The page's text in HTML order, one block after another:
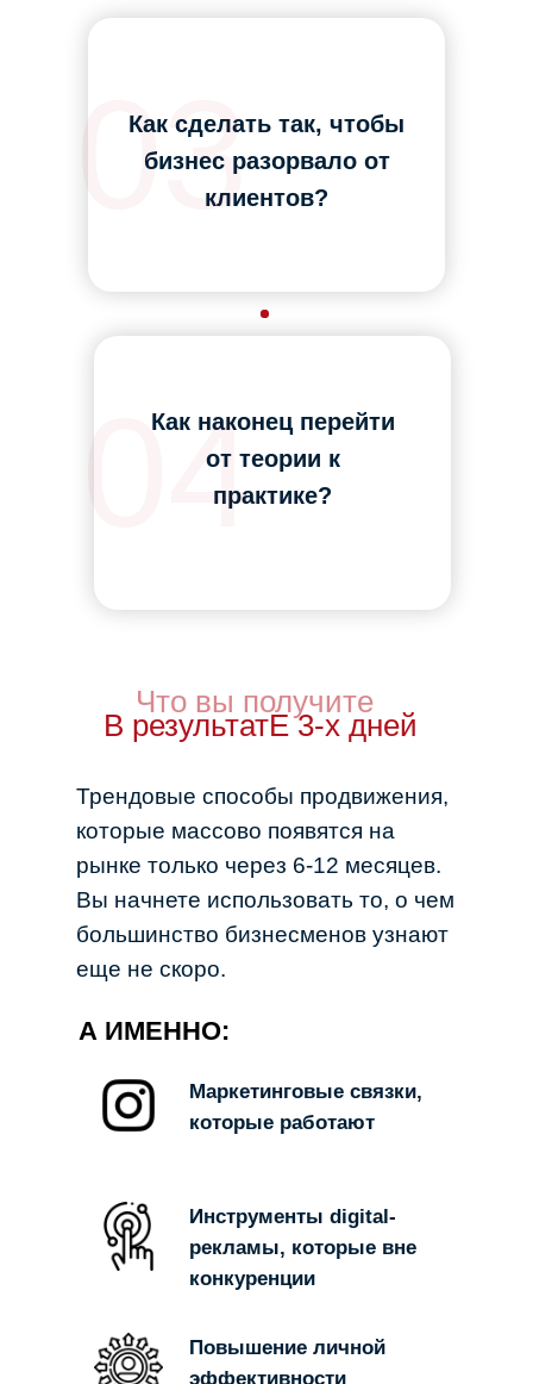
Как сделать так, чтобы
бизнес разорвало от
клиентов?
03
Как наконец перейти
от теории к
практике?
04
В результатЕ 3-х дней
Что вы получите
Трендовые способы продвижения,
которые массово появятся на
рынке только через 6-12 месяцев.
Вы начнете использовать то, о чем
большинство бизнесменов узнают
еще не скоро.
Маркетинговые связки,
которые работают
Инструменты digital-
рекламы, которые вне
конкуренции
Повышение личной
эффективности
А ИМЕННО: